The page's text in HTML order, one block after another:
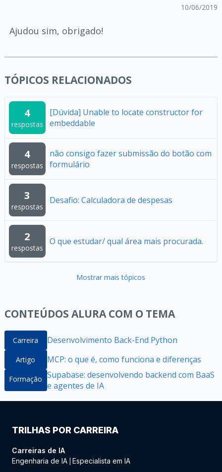
10/06/2019
Ajudou sim, obrigado!
TÓPICOS RELACIONADOS
4
respostas
[Dúvida] Unable to locate constructor for
embeddable
4
respostas
não consigo fazer submissão do botão com
formulário
3
respostas
Desafio: Calculadora de despesas
2
respostas
O que estudar/ qual área mais procurada.
Mostrar mais tópicos
CONTEÚDOS ALURA COM O TEMA
Carreira Desenvolvimento Back-End Python
Artigo MCP: o que é, como funciona e diferenças
Formação Supabase: desenvolvendo backend com BaaS
e agentes de IA
TRILHAS POR CARREIRA
Carreiras de IA
Engenharia de IA Especialista em IA